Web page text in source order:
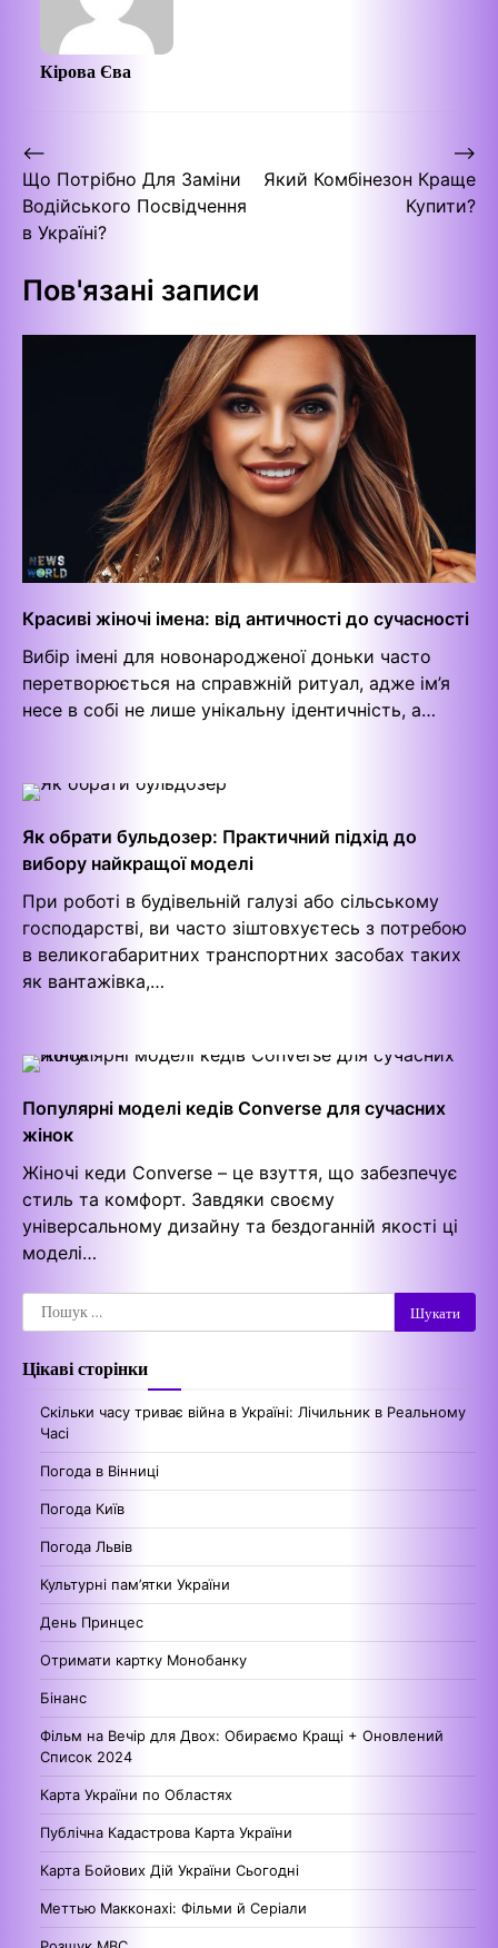
Кірова Єва
Навігація
записів
⟵
Що Потрібно Для Заміни
Водійського Посвідчення
в Україні?
Який Комбінезон Краще
Купити?
⟶
Пов'язані записи
Красиві жіночі імена: від античності до сучасності
Вибір імені для новонародженої доньки часто
перетворюється на справжній ритуал, адже ім’я
несе в собі не лише унікальну ідентичність, а…
Як обрати бульдозер: Практичний підхід до
вибору найкращої моделі
При роботі в будівельній галузі або сільському
господарстві, ви часто зіштовхуєтесь з потребою
в великогабаритних транспортних засобах таких
як вантажівка,…
Популярні моделі кедів Converse для сучасних
жінок
Жіночі кеди Converse – це взуття, що забезпечує
стиль та комфорт. Завдяки своєму
універсальному дизайну та бездоганній якості ці
моделі…
Пошук:
Цікаві сторінки
Скільки часу триває війна в Україні: Лічильник в Реальному
Часі
Погода в Вінниці
Погода Київ
Погода Львів
Культурні пам’ятки України
День Принцес
Отримати картку Монобанку
Бінанс
Фільм на Вечір для Двох: Обираємо Кращі + Оновлений
Список 2024
Карта України по Областях
Публічна Кадастрова Карта України
Карта Бойових Дій України Сьогодні
Меттью Макконахі: Фільми й Серіали